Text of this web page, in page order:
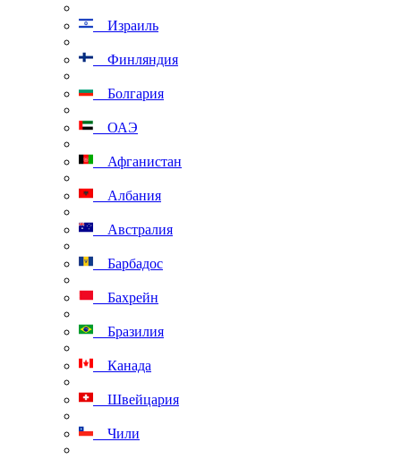
Израиль
Финляндия
Болгария
ОАЭ
Афганистан
Албания
Австралия
Барбадос
Бахрейн
Бразилия
Канада
Швейцария
Чили